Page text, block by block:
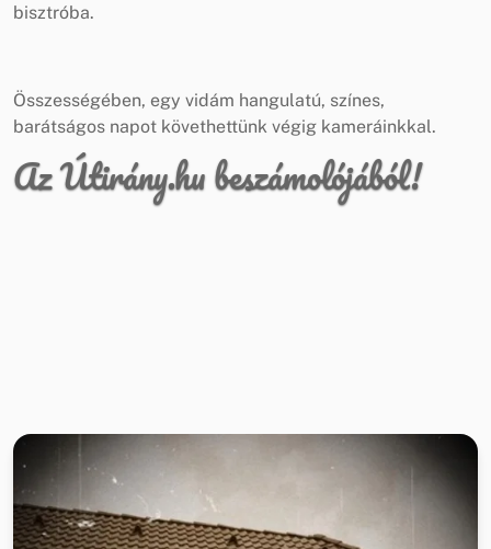
bisztróba.
Összességében, egy vidám hangulatú, színes,
barátságos napot követhettünk végig kameráinkkal.
Az Útirány.hu beszámolójából!